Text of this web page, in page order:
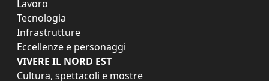
Lavoro
Tecnologia
Infrastrutture
Eccellenze e personaggi
VIVERE IL NORD EST
Cultura, spettacoli e mostre